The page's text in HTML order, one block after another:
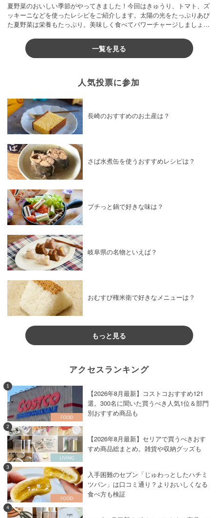
夏野菜のおいしい季節がやってきました！今回はきゅうり、トマト、ズ
ッキーニなどを使ったレシピをご紹介します。太陽の光をたっぷりあび
た夏野菜は栄養もたっぷり。美味しく食べてパワーチャージしましょう
一覧を見る
人気投票に参加
長崎のおすすめのお土産は？
さば水煮缶を使うおすすめレシピは？
プチっと鍋で好きな味は？
岐阜県の名物といえば？
おむすび権米衛で好きなメニューは？
もっと見る
アクセスランキング
1
【2026年8月最新】コストコおすすめ121
選。300名に聞いた買うべき人気1位＆部門
別おすすめ商品も
2
【2026年8月最新】セリアで買うべきおす
すめ商品総まとめ。雑貨や収納グッズも
3
入手困難のセブン「じゅわっとしたハチミ
ツパン」は口コミ通り？よりおいしくなる
食べ方も検証
4